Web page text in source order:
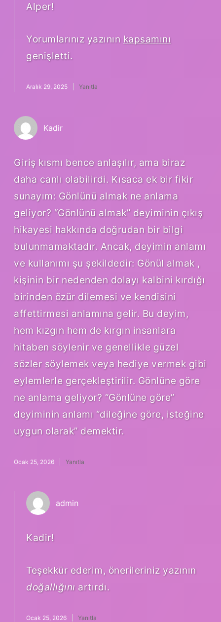
Alper!
Yorumlarınız yazının kapsamını
genişletti.
Aralık 29, 2025 Yanıtla
Kadir
Giriş kısmı bence anlaşılır, ama biraz
daha canlı olabilirdi. Kısaca ek bir fikir
sunayım: Gönlünü almak ne anlama
geliyor? “Gönlünü almak” deyiminin çıkış
hikayesi hakkında doğrudan bir bilgi
bulunmamaktadır. Ancak, deyimin anlamı
ve kullanımı şu şekildedir: Gönül almak ,
kişinin bir nedenden dolayı kalbini kırdığı
birinden özür dilemesi ve kendisini
affettirmesi anlamına gelir. Bu deyim,
hem kızgın hem de kırgın insanlara
hitaben söylenir ve genellikle güzel
sözler söylemek veya hediye vermek gibi
eylemlerle gerçekleştirilir. Gönlüne göre
ne anlama geliyor? “Gönlüne göre”
deyiminin anlamı “dileğine göre, isteğine
uygun olarak” demektir.
Ocak 25, 2026 Yanıtla
admin
Kadir!
Teşekkür ederim, önerileriniz yazının
doğallığını artırdı.
Ocak 25, 2026 Yanıtla